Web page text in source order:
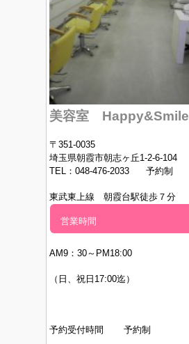
美容室 Happy&Smile
〒351-0035
埼玉県朝霞市朝志ヶ丘1-2-6-104
TEL：048-476-2033 予約制
東武東上線 朝霞台駅徒歩７分
営業時間
AM9：30～PM18:00
（日、祝日17:00迄）
予約受付時間 予約制